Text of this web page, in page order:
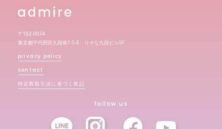
〒102-0074
東京都千代田区九段南1-5-6 りそな九段ビル5F
privacy policy
contact
特定商取引法に基づく表記
follow us